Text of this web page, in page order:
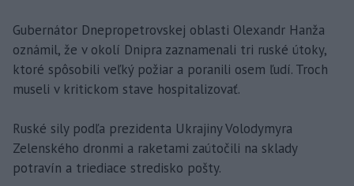
Gubernátor Dnepropetrovskej oblasti Olexandr Hanža
oznámil, že v okolí Dnipra zaznamenali tri ruské útoky,
ktoré spôsobili veľký požiar a poranili osem ľudí. Troch
museli v kritickom stave hospitalizovať.
Ruské sily podľa prezidenta Ukrajiny Volodymyra
Zelenského dronmi a raketami zaútočili na sklady
potravín a triediace stredisko pošty.